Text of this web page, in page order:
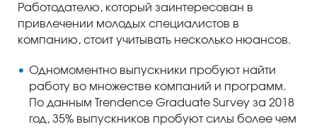
Работодателю, который заинтересован в
привлечении молодых специалистов в
компанию, стоит учитывать несколько нюансов.
Одномоментно выпускники пробуют найти
работу во множестве компаний и программ.
По данным Trendence Graduate Survey за 2018
год, 35% выпускников пробуют силы более чем